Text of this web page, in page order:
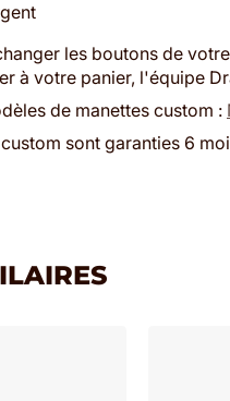
les boutons de
à votre panier, l'équipe
de manettes custom :
sont garanties 6